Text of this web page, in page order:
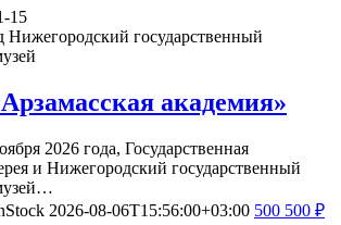
15
Нижегородский государственный
академия»
2026 года, Государственная
и Нижегородский государственный
2026-08-06T15:56:00+03:00 500 500 ₽